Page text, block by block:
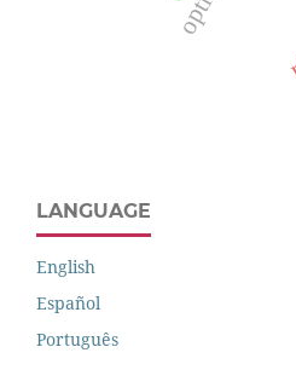
LANGUAGE
English
Español
Português